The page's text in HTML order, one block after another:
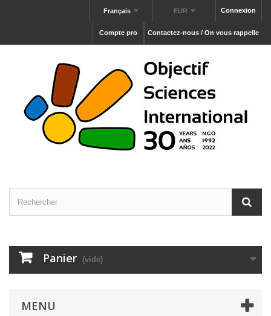
Connexion
EUR
Français
Contactez-nous / On vous rappelle
Compte pro
Panier (vide)
MENU